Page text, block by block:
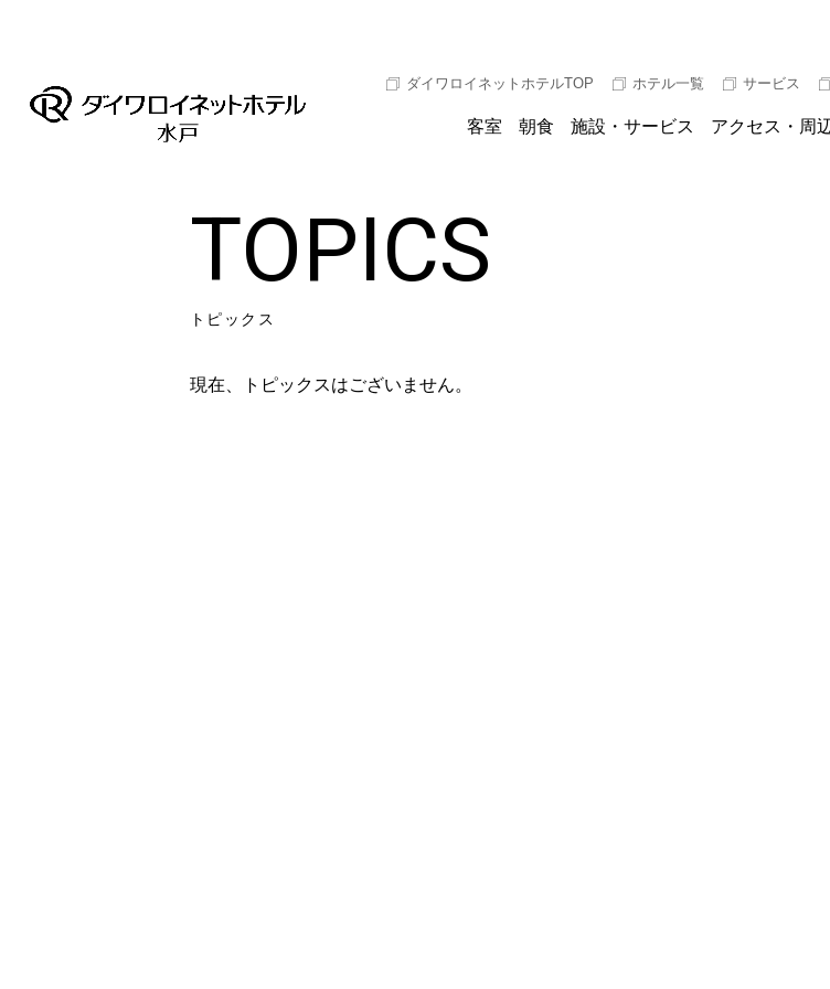
ダイワロイネットホテルTOP ホテル一覧 サービス
客室 朝食 施設・サービス アクセス・周
TOPICS
トピックス
現在、トピックスはございません。